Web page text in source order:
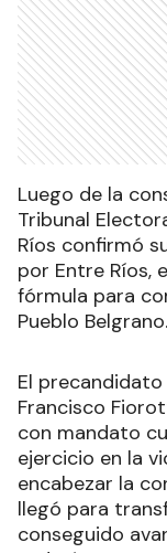
Luego de la
Tribunal
Ríos confirmó
por Entre Ríos,
fórmula para
Pueblo Belgrano.
El
Francisco
con mandato
ejercicio en la
encabezar la
llegó para
conseguido